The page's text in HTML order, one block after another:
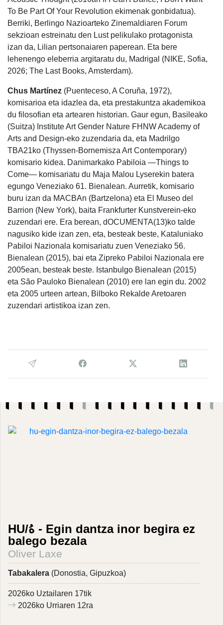
To Be Part Of Your Revolution ekimenak gonbidatua).
Berriki, Berlingo Nazioarteko Zinemaldiaren Forum
sekzioan estreinatu den Lust pelikulako protagonista
izan da, Lilian pertsonaiaren paperean. Eta bere
lehenengo eleberria argitaratu du, Madrigal (NIKE, Sofia,
2026; The Last Books, Amsterdam).
Chus Martínez (Puenteceso, A Coruña, 1972),
komisarioa eta idazlea da, eta prestakuntza akademikoa
du filosofian eta artearen historian. Gaur egun, Basileako
(Suitza) Institute Art Gender Nature FHNW Academy of
Arts and Design-eko zuzendaria da, eta Madrilgo
TBA21ko (Thyssen-Bornemisza Art Contemporary)
komisario kidea. Danimarkako Pabiloia —Things to
Come— komisariatu du Maja Malou Lyserekin batera
egungo Veneziako 61. Bienalean. Aurretik, komisario
buru izan da MACBAn (Bartzelona) eta El Museo del
Barrion (New York), baita Frankfurter Kunstverein-eko
zuzendari ere. Era berean, dOCUMENTA(13)ko talde
nagusiko kide izan zen, eta, besteak beste, Kataluniako
Pabiloi Nazionala komisariatu zuen Veneziako 56.
Bienalean (2015), bai eta Zipreko Pabiloi Nazionala ere
2005ean, besteak beste. Istanbulgo Bienalean (2015)
eta São Pauloko Bienalean (2010) ere lan egin du. 2002
eta 2005 urteen artean, Bilboko Rekalde Aretoaren
zuzendari artistikoa izan zen.
HU/هُ - Egin dantza inor begira ez
balego bezala
Oliver Laxe
Tabakalera (Donostia, Gipuzkoa)
2026ko Uztailaren 17tik
2026ko Urriaren 12ra